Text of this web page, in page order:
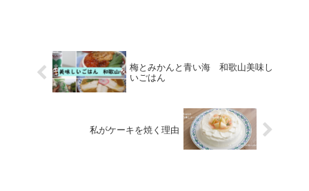
梅とみかんと青い海 和歌山美味し
いごはん
私がケーキを焼く理由